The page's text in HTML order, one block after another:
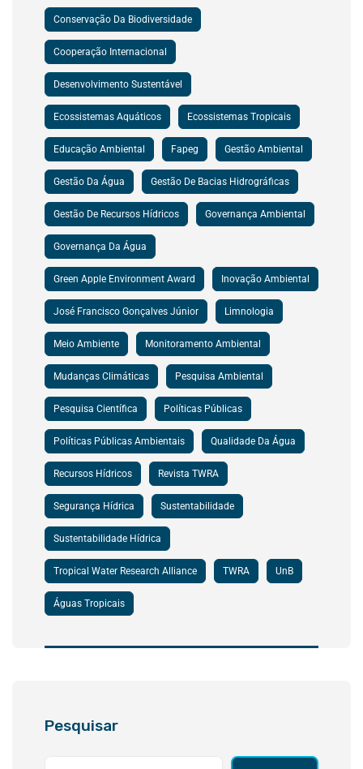
Conservação Da Biodiversidade
Cooperação Internacional
Desenvolvimento Sustentável
Ecossistemas Aquáticos Ecossistemas Tropicais
Educação Ambiental Fapeg Gestão Ambiental
Gestão Da Água Gestão De Bacias Hidrográficas
Gestão De Recursos Hídricos Governança Ambiental
Governança Da Água
Green Apple Environment Award Inovação Ambiental
José Francisco Gonçalves Júnior Limnologia
Meio Ambiente Monitoramento Ambiental
Mudanças Climáticas Pesquisa Ambiental
Pesquisa Científica Políticas Públicas
Políticas Públicas Ambientais Qualidade Da Água
Recursos Hídricos Revista TWRA
Segurança Hídrica Sustentabilidade
Sustentabilidade Hídrica
Tropical Water Research Alliance TWRA UnB
Águas Tropicais
Pesquisar